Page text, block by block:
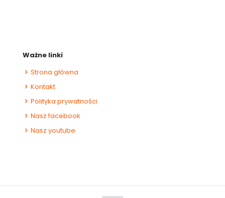
Ważne linki
Strona główna
Kontakt
Polityka prywatności
Nasz facebook
Nasz youtube